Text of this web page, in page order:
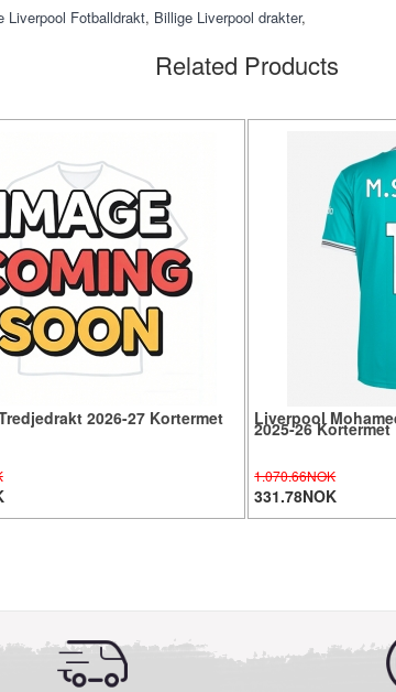
Liverpool Fotballdrakt, Billige Liverpool drakter,
Related Products
2026-27 Kortermet Liverpool
2025-26 Kortermet
1.070.66NOK
331.78NOK